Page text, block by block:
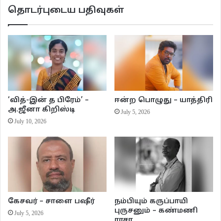
ஆனா, நீ பரவால்ல… நான் தெம்பாக‌ நல்லா நடக்க முடிகிற காலத்திலேயே
கேட்டுட்ட. சரி… சொல்றேன், மொத்தம் எனக்கு என் வாழ்நாளில் அடைய
நினைச்சு, நிறைவேறாத ஆசைன்னு மூணு உண்டு. அதில முதல் இரண்டு
ஆசைகள வெளியில சொல்லலாம். ஆனா, மூணாவது ஆசை உன்னைத் தவிர
வேறு யாருக்கும் தெரியக்கூடாது… அதுக்கு ஒப்புக்கிட்டா உன்ட்ட சொலகிறேன்.
இல்லாட்டா என் ஆசைகள் என்னோடு மண்ணில் புதையட்டும்..’ என்றார்
சிதம்பரம்.
‘மனம் விட்டு சொல்லுங்கப்பா.. உங்க விருப்பப்படியே எல்லாம் நடக்கும். இது
ஆசை… நான் பிறந்து, ஓடி விளையாடி, வளர்ந்த என் கிராமத்தில் குறைந்தது ஒரு
வாரம் தங்கி என் பழைய நட்புகளோடும், உறவுகளோடும் பேசிப் பழகனும்.
இரண்டாவது ஆசை, எத்தனையோ முறை நான் முயற்சி செஞ்சும் பல பல
காரணங்களால் நிறைவேறாமல் போனது… அதாவது நல்ல பெளர்ணமி நிலவோட
களிக்கனும். ம்.ம். அடுத்து மூணாவது ஆசை….’ என்று இழுத்தார் சிதம்பரம்.
தொடர்புடைய பதிவுகள்
‘வித்-இன் த பிரேம்’ –
அ.ஜீனா கிறிஸ்டி
July 10, 2026
ஈன்ற பொழுது – யாத்திரி
July 5, 2026
கேசவர் – சாளை பஷீர்
July 5, 2026
நம்பியும் கருப்பாயி
புருசனும் – கண்மணி